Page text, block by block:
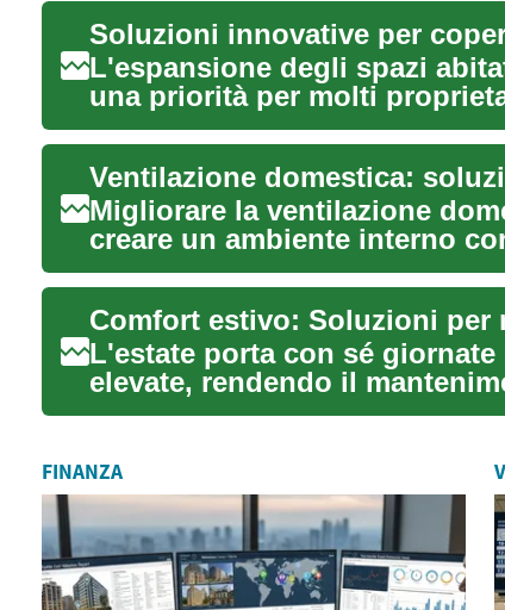
Soluzioni innovative per
L'espansione degli spazi
una priorità per molti
desidera...
Ventilazione domestica:
Migliorare la ventilazione
creare un ambiente interno
ventilat...
Comfort estivo: Soluzioni per
L'estate porta con sé
elevate, rendendo il
domestico fr...
FINANZA